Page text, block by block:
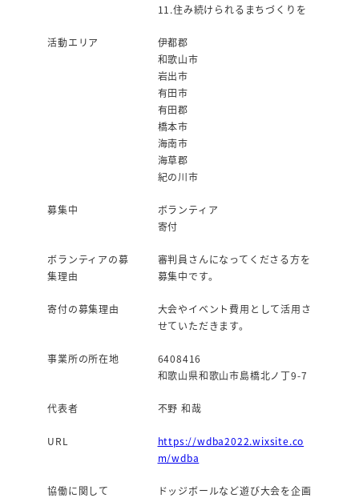
11.住み続けられるまちづくりを
活動エリア
伊都郡
和歌山市
岩出市
有田市
有田郡
橋本市
海南市
海草郡
紀の川市
募集中
ボランティア
寄付
ボランティアの募
集理由
審判員さんになってくださる方を
募集中です。
寄付の募集理由
大会やイベント費用として活用さ
せていただきます。
事業所の所在地
6408416
和歌山県和歌山市島橋北ノ丁9-7
代表者 不野 和哉
URL
https://wdba2022.wixsite.co
m/wdba
協働に関して
ドッジボールなど遊び大会を企画